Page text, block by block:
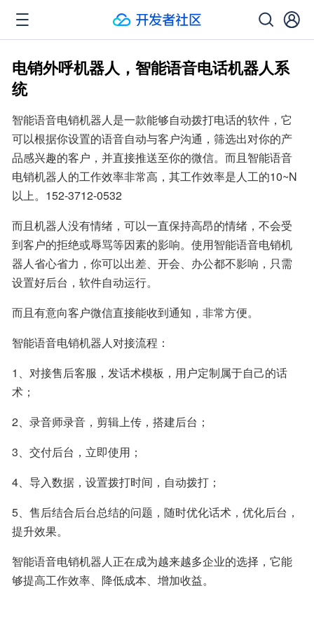
电销外呼机器人，智能语音电话机器人系
统
智能语音电销机器人是一款能够自动拨打电话的软件，它
可以根据你设置的语音自动与客户沟通，筛选出对你的产
品感兴趣的客户，并直接推送至你的微信。而且智能语音
电销机器人的工作效率非常高，其工作效率是人工的10~N
以上。152-3712-0532
而且机器人没有情绪，可以一直保持高昂的情绪，不会受
到客户的拒绝或辱骂等因素的影响。使用智能语音电销机
器人省心省力，你可以出差、开会、办公都不影响，只需
设置好后台，软件自动运行。
而且有意向客户微信直接能收到通知，非常方便。
智能语音电销机器人对接流程：
1、对接售后客服，发话术模板，用户定制属于自己的话
术；
2、录音师录音，剪辑上传，搭建后台；
3、交付后台，立即使用；
4、导入数据，设置拨打时间，自动拨打；
5、售后结合后台总结的问题，随时优化话术，优化后台，
提升效果。
智能语音电销机器人正在成为越来越多企业的选择，它能
够提高工作效率、降低成本、增加收益。